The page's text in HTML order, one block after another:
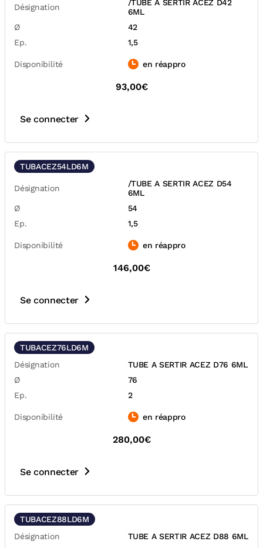
Désignation
/TUBE A SERTIR ACEZ D42
6ML
Ø
42
Ep.
1,5
Disponibilité en réappro
93,00€
Se connecter
TUBACEZ54LD6M
Désignation
/TUBE A SERTIR ACEZ D54
6ML
Ø
54
Ep.
1,5
Disponibilité en réappro
146,00€
Se connecter
TUBACEZ76LD6M
Désignation
TUBE A SERTIR ACEZ D76 6ML
Ø
76
Ep.
2
Disponibilité en réappro
280,00€
Se connecter
TUBACEZ88LD6M
Désignation
TUBE A SERTIR ACEZ D88 6ML